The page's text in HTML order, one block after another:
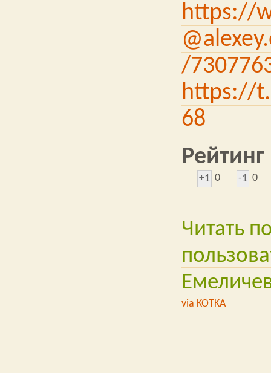
https://
/
https://
68
Рейтинг
+1 0 -1 0
Читать
via KOTKA